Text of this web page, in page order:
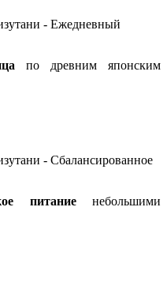
по древним японским
питаниенебольшими